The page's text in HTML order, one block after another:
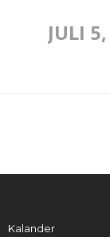
JULI
Kalander